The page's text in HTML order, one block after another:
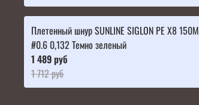
Плетенный шнур SUNLINE SIGLON PE X8 150M
#0.6 0,132 Темно зеленый
1 489 руб
1 712 руб